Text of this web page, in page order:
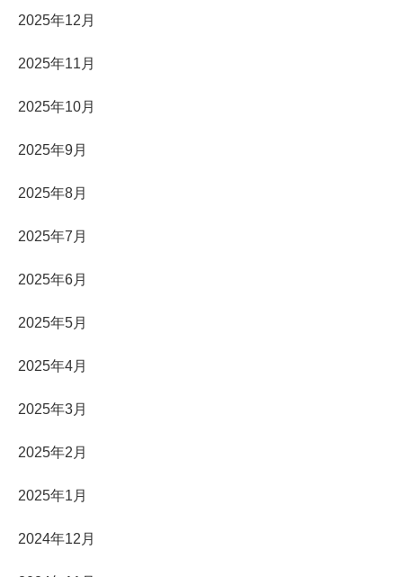
2025年12月
2025年11月
2025年10月
2025年9月
2025年8月
2025年7月
2025年6月
2025年5月
2025年4月
2025年3月
2025年2月
2025年1月
2024年12月